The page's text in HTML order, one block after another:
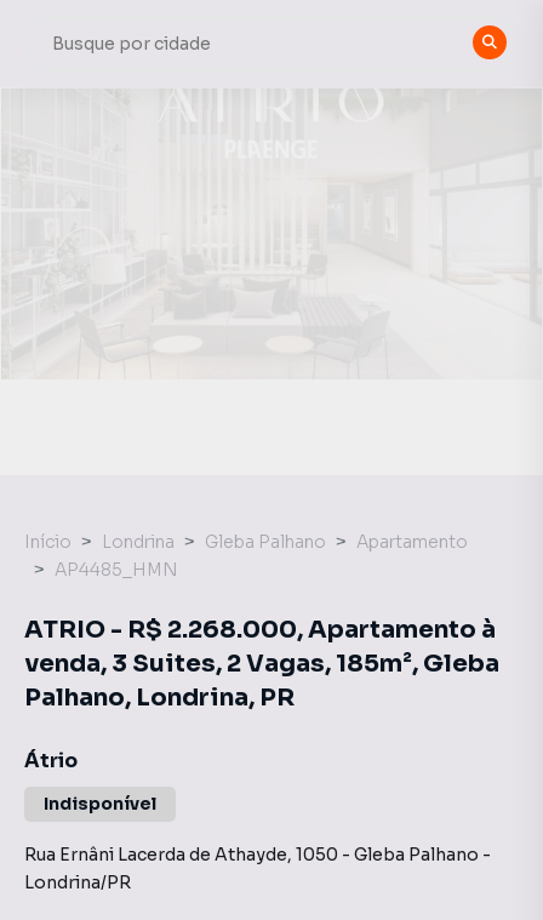
Início Londrina Gleba Palhano
Apartamento
AP4485_HMN
ATRIO - R$ 2.268.000, Apartamento à
venda, 3 Suites, 2 Vagas, 185m², Gleba
Palhano, Londrina, PR
Átrio
Indisponível
Rua Ernâni Lacerda de Athayde, 1050 - Gleba Palhano -
Londrina/PR